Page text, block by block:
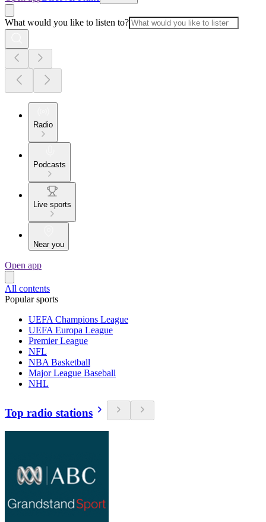
What would you like to listen to?
Radio
Podcasts
Live sports
Near you
Open app
All contents
Popular sports
UEFA Champions League
UEFA Europa League
Premier League
NFL
NBA Basketball
Major League Baseball
NHL
Top radio stations